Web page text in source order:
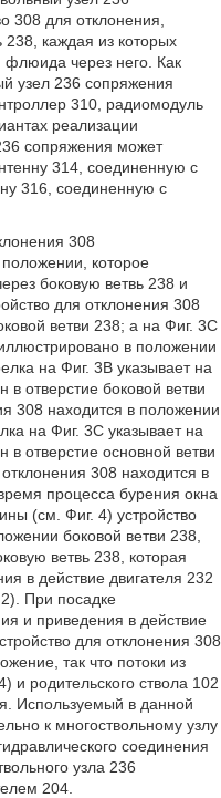
308 для отклонения,
238, каждая из которых
флюида через него. Как
узел 236 сопряжения
310, радиомодуль
реализации
сопряжения может
314, соединенную с
316, соединенную с
308
которое
боковую ветвь 238 и
для отклонения 308
ветви 238; а на Фиг. 3С
в положении
на Фиг. 3В указывает на
в отверстие боковой ветви
308 находится в положении
на Фиг. 3С указывает на
в отверстие основной ветви
308 находится в
процесса бурения окна
(см. Фиг. 4) устройство
боковой ветви 238,
ветвь 238, которая
в действие двигателя 232
При посадке
и приведения в действие
для отклонения 308
так что потоки из
и родительского ствола 102
Используемый в данной
к многоствольному узлу
соединения
узла 236
204.